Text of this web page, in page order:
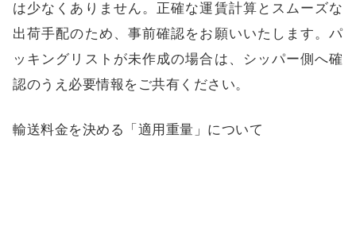
は少なくありません。正確な運賃計算とスムーズな
出荷手配のため、事前確認をお願いいたします。パ
ッキングリストが未作成の場合は、シッパー側へ確
認のうえ必要情報をご共有ください。
輸送料金を決める「適用重量」について